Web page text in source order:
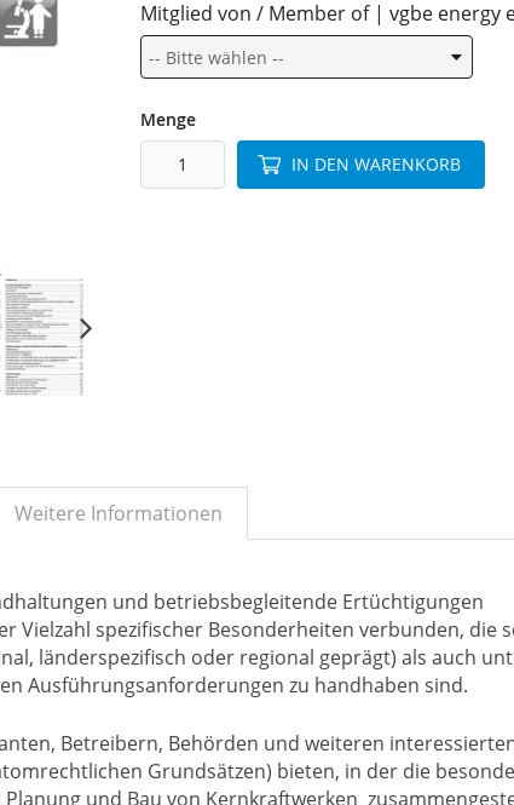
Mitglied von / Member of | vgbe energy
Menge
IN DEN WARENKORB
Weitere Informationen
und betriebsbegleitende Ertüchtigungen
Vielzahl spezifischer Besonderheiten verbunden, die
länderspezifisch oder regional geprägt) als auch
Ausführungsanforderungen zu handhaben sind.
Betreibern, Behörden und weiteren
Grundsätzen) bieten, in der die
und Bau von Kernkraftwerken